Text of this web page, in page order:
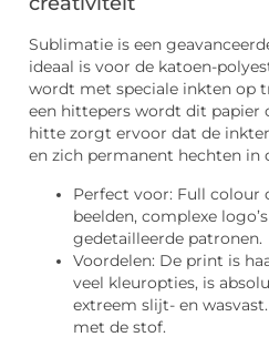
Sublimatie is een
ideaal is voor de katoen-
wordt met speciale inkten op
een hittepers wordt dit papier
hitte zorgt ervoor dat de
en zich permanent hechten in
Perfect voor: Full colour
beelden, complexe
gedetailleerde patronen.
Voordelen: De print is
veel kleuropties, is
extreem slijt- en
met de stof.